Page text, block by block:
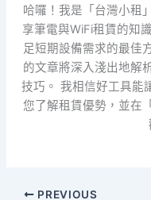
哈囉！我是「台灣小租
享筆電與WiFi租賃的知
足短期設備需求的最佳
的文章將深入淺出地解
技巧。 我相信好工具能
您了解租賃優勢，並在
PREVIOUS